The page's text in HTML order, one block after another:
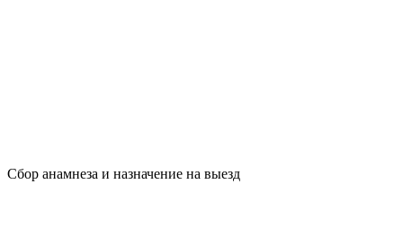
Сбор анамнеза и назначение на выезд